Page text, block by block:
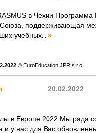
в Чехии Программа
Союза, поддерживающая
учебных
»
© EuroEducation JPR s.r.o.
20.02.2022
в Европе 2022 Мы рада
и у нас для Вас